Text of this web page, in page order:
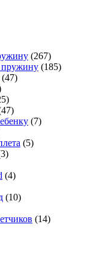
(267)
пружину (185)
(47)
(7)
(5)
(4)
(10)
(14)